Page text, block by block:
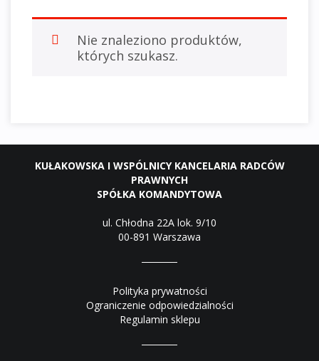
Nie znaleziono produktów,
których szukasz.
KUŁAKOWSKA I WSPÓLNICY KANCELARIA RADCÓW
PRAWNYCH
SPÓŁKA KOMANDYTOWA
ul. Chłodna 22A lok. 9/10
00-891 Warszawa
Polityka prywatności
Ograniczenie odpowiedzialności
Regulamin sklepu